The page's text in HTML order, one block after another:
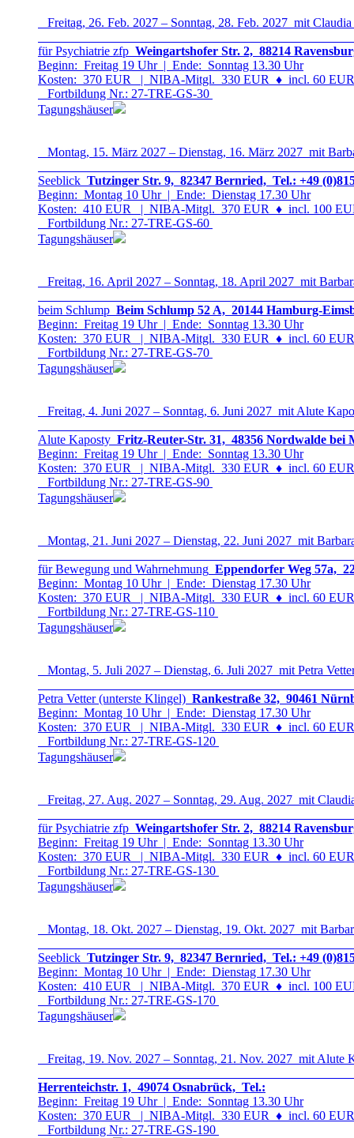
Freitag, 26. Feb. 2027 – Sonntag, 28. Feb. 2027 mit
für Psychiatrie zfp Weingartshofer Str. 2, 88214
Beginn: Freitag 19 Uhr | Ende: Sonntag 13.30 Uhr
Kosten: 370 EUR | NIBA-Mitgl. 330 EUR ♦ incl. 60
Fortbildung Nr.: 27-TRE-GS-30
Tagungshäuser
Montag, 15. März 2027 – Dienstag, 16. März 2027 mit
Seeblick Tutzinger Str. 9, 82347 Bernried, Tel.: +49
Beginn: Montag 10 Uhr | Ende: Dienstag 17.30 Uhr
Kosten: 410 EUR | NIBA-Mitgl. 370 EUR ♦ incl. 100
Fortbildung Nr.: 27-TRE-GS-60
Tagungshäuser
Freitag, 16. April 2027 – Sonntag, 18. April 2027 mit
beim Schlump Beim Schlump 52 A, 20144 Hamburg-
Beginn: Freitag 19 Uhr | Ende: Sonntag 13.30 Uhr
Kosten: 370 EUR | NIBA-Mitgl. 330 EUR ♦ incl. 60
Fortbildung Nr.: 27-TRE-GS-70
Tagungshäuser
Freitag, 4. Juni 2027 – Sonntag, 6. Juni 2027 mit Alute
Alute Kaposty Fritz-Reuter-Str. 31, 48356 Nordwalde bei
Beginn: Freitag 19 Uhr | Ende: Sonntag 13.30 Uhr
Kosten: 370 EUR | NIBA-Mitgl. 330 EUR ♦ incl. 60
Fortbildung Nr.: 27-TRE-GS-90
Tagungshäuser
Montag, 21. Juni 2027 – Dienstag, 22. Juni 2027 mit
für Bewegung und Wahrnehmung Eppendorfer Weg 57a,
Beginn: Montag 10 Uhr | Ende: Dienstag 17.30 Uhr
Kosten: 370 EUR | NIBA-Mitgl. 330 EUR ♦ incl. 60
Fortbildung Nr.: 27-TRE-GS-110
Tagungshäuser
Montag, 5. Juli 2027 – Dienstag, 6. Juli 2027 mit Petra
Petra Vetter (unterste Klingel) Rankestraße 32, 90461
Beginn: Montag 10 Uhr | Ende: Dienstag 17.30 Uhr
Kosten: 370 EUR | NIBA-Mitgl. 330 EUR ♦ incl. 60
Fortbildung Nr.: 27-TRE-GS-120
Tagungshäuser
Freitag, 27. Aug. 2027 – Sonntag, 29. Aug. 2027 mit
für Psychiatrie zfp Weingartshofer Str. 2, 88214
Beginn: Freitag 19 Uhr | Ende: Sonntag 13.30 Uhr
Kosten: 370 EUR | NIBA-Mitgl. 330 EUR ♦ incl. 60
Fortbildung Nr.: 27-TRE-GS-130
Tagungshäuser
Montag, 18. Okt. 2027 – Dienstag, 19. Okt. 2027 mit
Seeblick Tutzinger Str. 9, 82347 Bernried, Tel.: +49
Beginn: Montag 10 Uhr | Ende: Dienstag 17.30 Uhr
Kosten: 410 EUR | NIBA-Mitgl. 370 EUR ♦ incl. 100
Fortbildung Nr.: 27-TRE-GS-170
Tagungshäuser
Freitag, 19. Nov. 2027 – Sonntag, 21. Nov. 2027 mit Alute
Herrenteichstr. 1, 49074 Osnabrück, Tel.:
Beginn: Freitag 19 Uhr | Ende: Sonntag 13.30 Uhr
Kosten: 370 EUR | NIBA-Mitgl. 330 EUR ♦ incl. 60
Fortbildung Nr.: 27-TRE-GS-190